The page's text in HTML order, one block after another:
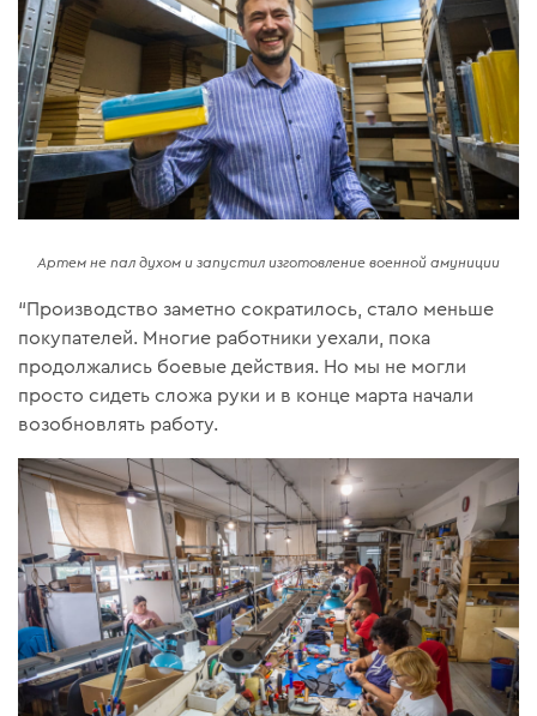
Артем не пал духом и запустил изготовление военной амуниции
“Производство заметно сократилось, стало меньше
покупателей. Многие работники уехали, пока
продолжались боевые действия. Но мы не могли
просто сидеть сложа руки и в конце марта начали
возобновлять работу.